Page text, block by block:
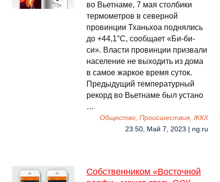
во Вьетнаме, 7 мая столбики
термометров в северной
провинции Тханьхоа поднялись
до +44,1°C, сообщает «Би-би-
си». Власти провинции призвали
население не выходить из дома
в самое жаркое время суток.
Предыдущий температурный
рекорд во Вьетнаме был устано
…
Общество, Происшествия, ЖКХ
23:50, Май 7, 2023 | ng.ru
Собственником «Восточной